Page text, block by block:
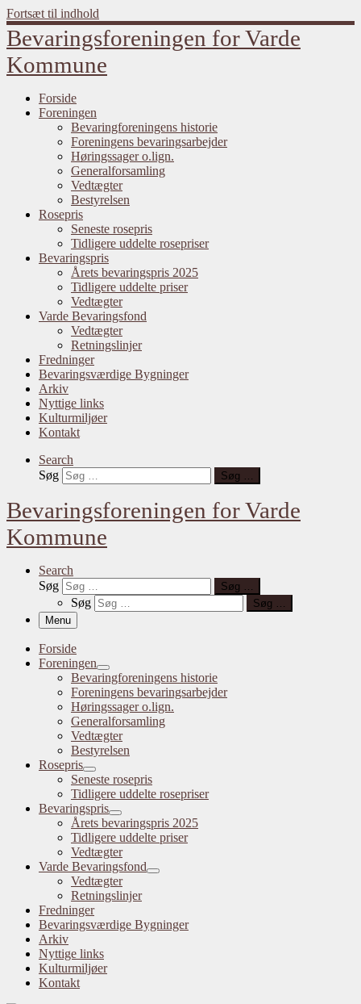
Fortsæt til indhold
Bevaringsforeningen for Varde
Kommune
Forside
Foreningen
Bevaringforeningens historie
Foreningens bevaringsarbejder
Høringssager o.lign.
Generalforsamling
Vedtægter
Bestyrelsen
Rosepris
Seneste rosepris
Tidligere uddelte rosepriser
Bevaringspris
Årets bevaringspris 2025
Tidligere uddelte priser
Vedtægter
Varde Bevaringsfond
Vedtægter
Retningslinjer
Fredninger
Bevaringsværdige Bygninger
Arkiv
Nyttige links
Kulturmiljøer
Kontakt
Search
Søg
Søg …
Bevaringsforeningen for Varde
Kommune
Search
Søg
Søg …
Søg
Søg …
Menu
Forside
Foreningen
Bevaringforeningens historie
Foreningens bevaringsarbejder
Høringssager o.lign.
Generalforsamling
Vedtægter
Bestyrelsen
Rosepris
Seneste rosepris
Tidligere uddelte rosepriser
Bevaringspris
Årets bevaringspris 2025
Tidligere uddelte priser
Vedtægter
Varde Bevaringsfond
Vedtægter
Retningslinjer
Fredninger
Bevaringsværdige Bygninger
Arkiv
Nyttige links
Kulturmiljøer
Kontakt